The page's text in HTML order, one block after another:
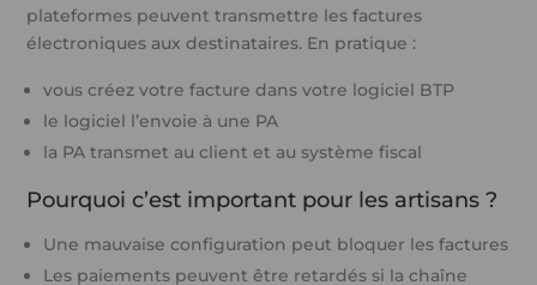
plateformes peuvent transmettre les factures
électroniques aux destinataires. En pratique :
vous créez votre facture dans votre logiciel BTP
le logiciel l’envoie à une PA
la PA transmet au client et au système fiscal
Pourquoi c’est important pour les artisans ?
Une mauvaise configuration peut bloquer les factures
Les paiements peuvent être retardés si la chaîne